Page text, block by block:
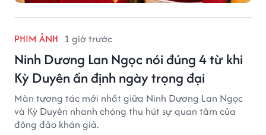
PHIM ẢNH 1 giờ trước
Ninh Dương Lan Ngọc nói đúng 4 từ khi
Kỳ Duyên ấn định ngày trọng đại
Màn tương tác mới nhất giữa Ninh Dương Lan Ngọc
và Kỳ Duyên nhanh chóng thu hút sự quan tâm của
đông đảo khán giả.